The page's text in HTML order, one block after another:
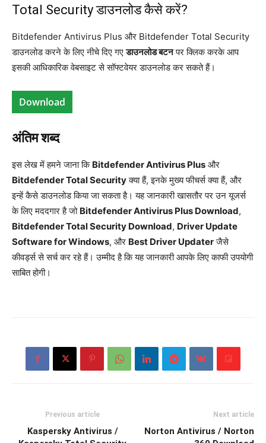
Total Security डाउनलोड कैसे करें?
Bitdefender Antivirus Plus और Bitdefender Total Security
डाउनलोड करने के लिए नीचे दिए गएडाउनलोड बटनपर क्लिक करके आप
इसकी आधिकारिक वेबसाइट से सॉफ्टवेयर डाउनलोड कर सकते हैं।
Download
अंतिम शब्द
इस लेख में हमने जाना कि Bitdefender Antivirus Plus और
Bitdefender Total Securityक्या हैं, इनके मुख्य फीचर्स क्या हैं, और
इन्हें कैसे डाउनलोड किया जा सकता है। यह जानकारी खासतौर पर उन यूजर्स
के लिए मददगार है जो Bitdefender Antivirus Plus Download,
Bitdefender Total Security Download, Driver Update
Software for Windows, और Best Driver Updaterजैसे
कीवर्ड्स से सर्च कर रहे हैं। उम्मीद है कि यह जानकारी आपके लिए काफी उपयोगी
साबित होगी।
Previous article
Kaspersky Antivirus /
Next article
Norton Antivirus / Norton